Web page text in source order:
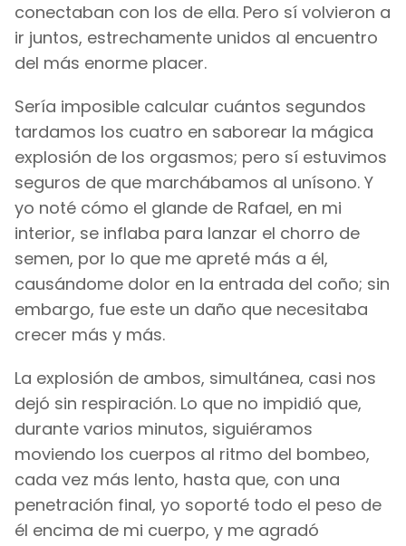
conectaban con los de ella. Pero sí volvieron a
ir juntos, estrechamente unidos al encuentro
del más enorme placer.
Sería imposible calcular cuántos segundos
tardamos los cuatro en saborear la mágica
explosión de los orgasmos; pero sí estuvimos
seguros de que marchábamos al unísono. Y
yo noté cómo el glande de Rafael, en mi
interior, se inflaba para lanzar el chorro de
semen, por lo que me apreté más a él,
causándome dolor en la entrada del coño; sin
embargo, fue este un daño que necesitaba
crecer más y más.
La explosión de ambos, simultánea, casi nos
dejó sin respiración. Lo que no impidió que,
durante varios minutos, siguiéramos
moviendo los cuerpos al ritmo del bombeo,
cada vez más lento, hasta que, con una
penetración final, yo soporté todo el peso de
él encima de mi cuerpo, y me agradó